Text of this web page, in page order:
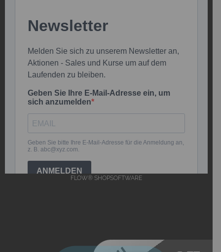
FLOW® SHOPSOFTWARE